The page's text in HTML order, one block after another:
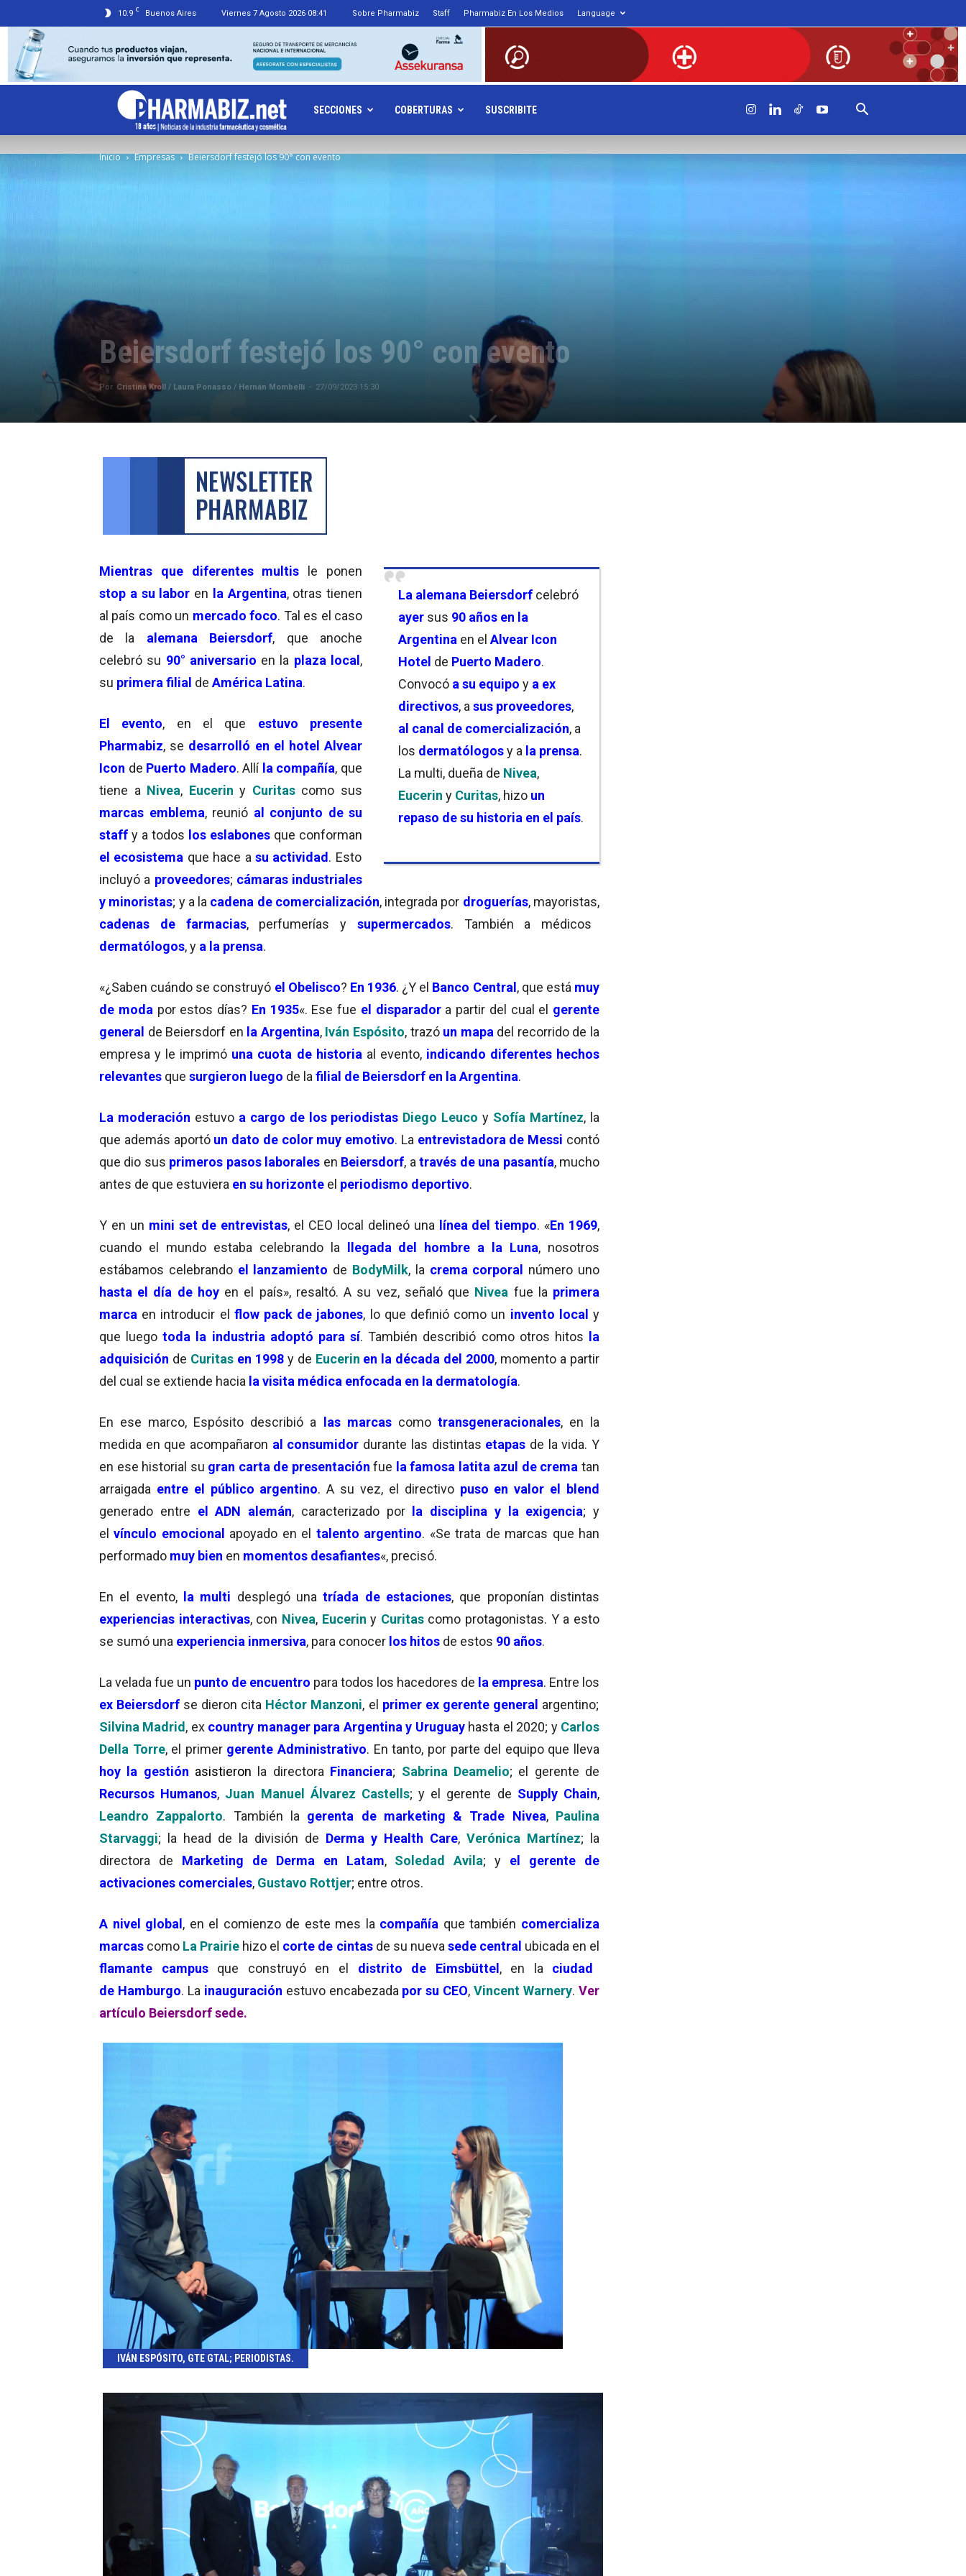
10.9 C Buenos Aires Viernes 7 Agosto 2026 08:41 Sobre Pharmabiz Staff Pharmabiz En Los Medios Language
Pharmabiz.NET
SECCIONES COBERTURAS SUSCRIBITE
Inicio Empresas Beiersdorf festejó los 90° con evento
Beiersdorf festejó los 90° con evento
Por Cristina Kroll / Laura Ponasso / Hernán Mombelli - 27/09/2023 15:30
La alemana Beiersdorf celebró
ayer sus 90 años en la
Argentina en el Alvear Icon
Hotel de Puerto Madero.
Convocó a su equipo y a ex
directivos, a sus proveedores,
al canal de comercialización, a
los dermatólogosy a la prensa.
La multi, dueña de Nivea,
Eucerin y Curitas, hizo un
repaso de su historia en el país.
Mientras que diferentes multis le ponen
stop a su labor en la Argentina, otras tienen
al país como un mercado foco. Tal es el caso
de la alemana Beiersdorf, que anoche
celebró su 90° aniversario en la plaza local,
su primera filial de América Latina.
El evento, en el que estuvo presente
Pharmabiz, se desarrolló en el hotel Alvear
Icon de Puerto Madero. Allí la compañía, que
tiene a Nivea, Eucerin y Curitascomo sus
marcas emblema, reunió al conjunto de su
staff y a todos los eslabones que conforman
el ecosistema que hace a su actividad. Esto
incluyó a proveedores; cámaras industriales
y minoristas; y a la cadena de comercialización, integrada por droguerías, mayoristas,
cadenas de farmacias, perfumerías y supermercados. También a médicos
dermatólogos, y a la prensa.
«¿Saben cuándo se construyó el Obelisco? En 1936. ¿Y el Banco Central, que está muy
de moda por estos días? En 1935«. Ese fue el disparadora partir del cual el gerente
general de Beiersdorf en la Argentina, Iván Espósito, trazóun mapa del recorrido de la
empresa y le imprimó una cuota de historia al evento,indicando diferentes hechos
relevantes que surgieron luego de la filial de Beiersdorf en la Argentina.
La moderación estuvoa cargo de los periodistas Diego Leuco y Sofía Martínez, la
que además aportó un dato de color muy emotivo. La entrevistadora de Messi contó
que dio sus primeros pasos laborales en Beiersdorf, a través de una pasantía, mucho
antes de que estuviera en su horizonte el periodismo deportivo.
Y en un mini set de entrevistas, el CEO local delineó una línea del tiempo. «En 1969,
cuando el mundo estaba celebrando la llegada del hombre a la Luna, nosotros
estábamos celebrando el lanzamiento de BodyMilk, la crema corporal número uno
hasta el día de hoyen el país», resaltó. A su vez, señaló que Nivea fue la primera
marca en introducir el flow pack de jabones, lo que definió como un invento local y
que luegotoda la industria adoptó para sí. También describió como otros hitos la
adquisición de Curitas en 1998 y de Eucerin en la década del 2000, momento a partir
del cual se extiende hacia la visita médica enfocada en la dermatología.
En ese marco, Espósito describió a las marcascomo transgeneracionales, en la
medida en que acompañaron al consumidor durante las distintas etapas de la vida. Y
en ese historial su gran carta de presentación fue la famosa latita azul de crema tan
arraigada entre el público argentino. A su vez, el directivo puso en valor el blend
generado entre el ADN alemán, caracterizado por la disciplina y la exigencia; y
elvínculo emocional apoyado en el talento argentino. «Se trata de marcas que han
performado muy bien en momentos desafiantes«, precisó.
En el evento, la multi desplegó una tríada de estaciones, que proponían distintas
experiencias interactivas, con Nivea, Eucerin y Curitascomo protagonistas. Y a esto
se sumó una experiencia inmersiva, para conocer los hitos de estos 90 años.
La velada fue un punto de encuentro para todos los hacedores de la empresa. Entre los
ex Beiersdorf se dieron cita Héctor Manzoni, el primer ex gerente general argentino;
Silvina Madrid, ex country manager para Argentina y Uruguayhasta el 2020; y Carlos
Della Torre, el primer gerente Administrativo. En tanto, por parte del equipo que lleva
hoy la gestión asistieron la directora Financiera; Sabrina Deamelio; el gerente de
Recursos Humanos, Juan Manuel Álvarez Castells; y el gerente de Supply Chain,
Leandro Zappalorto. También la gerenta de marketing & Trade Nivea, Paulina
Starvaggi; la head de la división de Derma y Health Care, Verónica Martínez; la
directora de Marketing de Derma en Latam, Soledad Avila; y el gerente de
activaciones comerciales, Gustavo Rottjer; entre otros.
A nivel global, en el comienzo de este mes la compañía que también comercializa
marcas como La Prairie hizo el corte de cintas de su nueva sede central ubicada en el
flamante campus que construyó en el distrito de Eimsbüttel, en la ciudad
de Hamburgo. La inauguración estuvo encabezada por su CEO,Vincent Warnery.Ver
artículo Beiersdorf sede.
IVÁN ESPÓSITO, GTE GTAL; PERIODISTAS.